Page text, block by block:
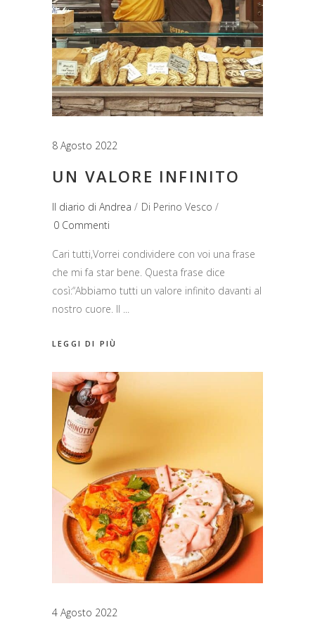
8 Agosto 2022
UN VALORE INFINITO
Il diario di Andrea Di Perino Vesco
0 Commenti
Cari tutti,Vorrei condividere con voi una frase
che mi fa star bene. Questa frase dice
così:“Abbiamo tutti un valore infinito davanti al
nostro cuore. Il
LEGGI DI PIÙ
4 Agosto 2022